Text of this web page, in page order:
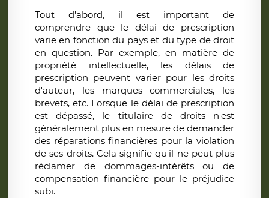
Tout d'abord, il est important de
comprendre que le délai de prescription
varie en fonction du pays et du type de droit
en question. Par exemple, en matière de
propriété intellectuelle, les délais de
prescription peuvent varier pour les droits
d'auteur, les marques commerciales, les
brevets, etc. Lorsque le délai de prescription
est dépassé, le titulaire de droits n'est
généralement plus en mesure de demander
des réparations financières pour la violation
de ses droits. Cela signifie qu'il ne peut plus
réclamer de dommages-intérêts ou de
compensation financière pour le préjudice
subi.